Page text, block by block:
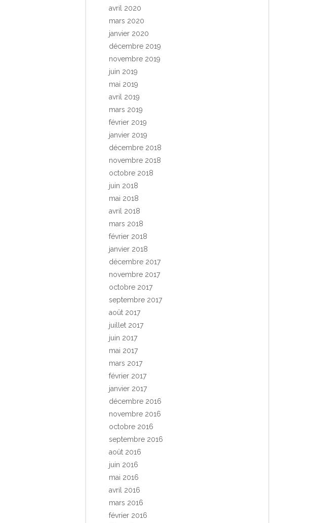
avril 2020
mars 2020
janvier 2020
décembre 2019
novembre 2019
juin 2019
mai 2019
avril 2019
mars 2019
février 2019
janvier 2019
décembre 2018
novembre 2018
octobre 2018
juin 2018
mai 2018
avril 2018
mars 2018
février 2018
janvier 2018
décembre 2017
novembre 2017
octobre 2017
septembre 2017
août 2017
juillet 2017
juin 2017
mai 2017
mars 2017
février 2017
janvier 2017
décembre 2016
novembre 2016
octobre 2016
septembre 2016
août 2016
juin 2016
mai 2016
avril 2016
mars 2016
février 2016